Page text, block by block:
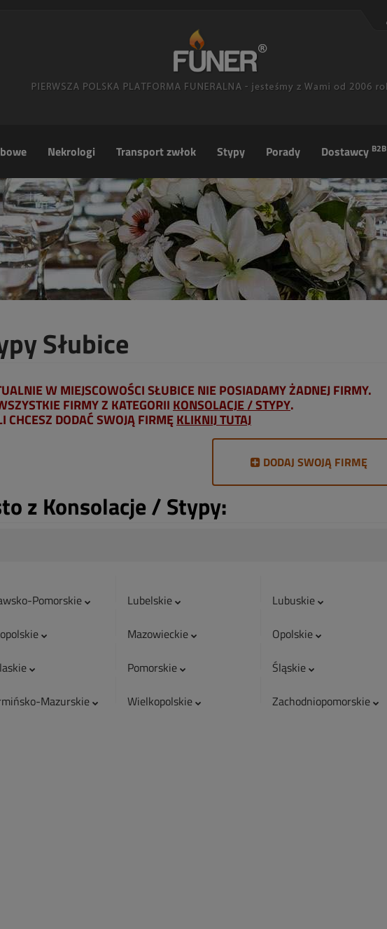
Nekrologi Transport zwłok Stypy Porady Dostawcy B2B
Słubice
W MIEJSCOWOŚCI SŁUBICE NIE POSIADAMY ŻADNEJ FIRMY.
FIRMY Z KATEGORII KONSOLACJE / STYPY.
CHCESZ DODAĆ SWOJĄ FIRMĘKLIKNIJ TUTAJ
DODAJ SWOJĄ FIRMĘ
z Konsolacje / Stypy:
Pomorskie Lubelskie
Lubuskie
Mazowieckie
Opolskie
Pomorskie
Śląskie
Mazurskie Wielkopolskie Zachodniopomorskie